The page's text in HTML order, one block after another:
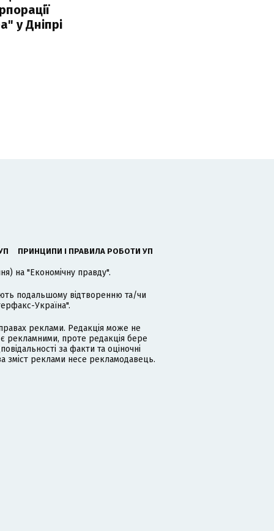
у Дніпрі
ПРИНЦИПИ І ПРАВИЛА РОБОТИ УП
на "Економічну правду".
подальшому відтворенню та/чи
Україна".
реклами. Редакція може не
рекламними, проте редакція бере
за факти та оціночні
зміст реклами несе рекламодавець.